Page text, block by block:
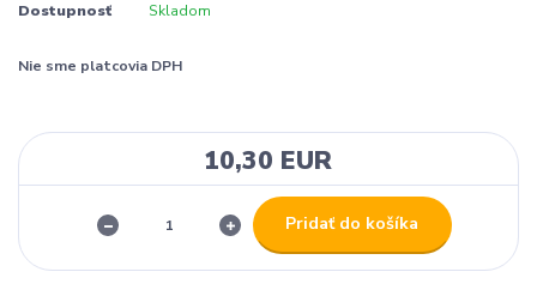
Dostupnosť Skladom
Nie sme platcovia DPH
10,30 EUR
Pridať do košíka